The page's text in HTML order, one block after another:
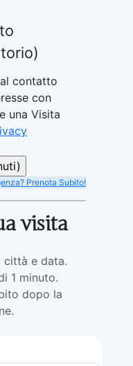
contatto
con
una Visita
Prenota Subito!
visita
città e data.
1 minuto.
dopo la